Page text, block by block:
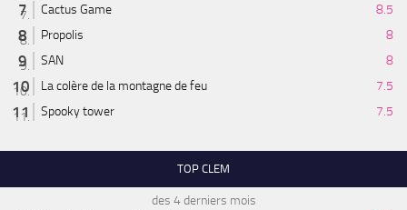
Cactus Game
8.5
Propolis
8
SAN
8
La colère de la montagne de feu
7.5
Spooky tower
7.5
TOP CLEM
des 4 derniers mois